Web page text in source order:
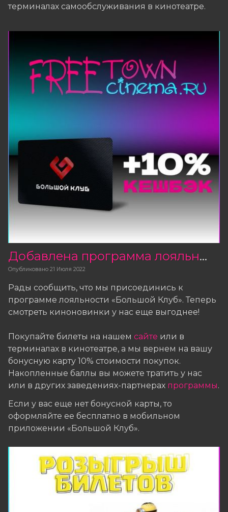
терминалах самообслуживания в кинотеатре.
Добавлена программа лояльности «Большой Клуб»
Опубликовано 21 Июля 2022
Рады сообщить, что мы присоединись к
программе лояльности «Большой Клуб». Теперь
смотреть киноновинки у нас еще выгоднее!
Покупайте билеты на нашем сайте или в
терминалах в кинотеатре, а мы вернем на вашу
бонусную карту 10% стоимости покупок.
Накопленные баллы вы можете тратить у нас
или в других заведениях-партнерах программы.
Если у вас еще нет бонусной карты, то
оформляйте ее бесплатно в мобильном
приложении «Большой Клуб».